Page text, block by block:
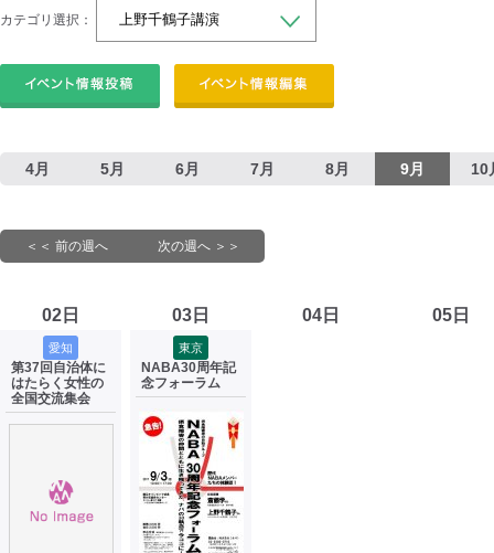
カテゴリ選択：
4月 5月 6月 7月 8月 9月 10
＜＜ 前の週へ 次の週へ ＞＞
02日
愛知
第37回自治体に
はたらく女性の
全国交流集会
03日
東京
NABA30周年記
念フォーラム
04日 05日